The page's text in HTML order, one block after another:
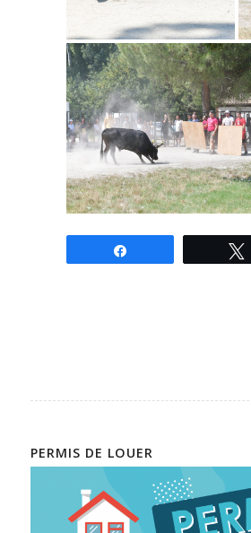
PERMIS DE LOUER